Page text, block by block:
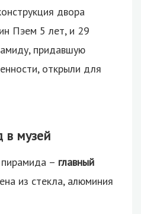
двора
Пэем 5 лет, и 29
придавшую
открыли для
музей
– главный
из стекла, алюминия